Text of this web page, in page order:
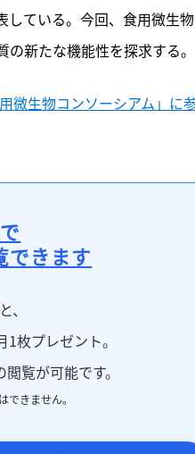
ている。今回、食用微生
新たな機能性を探求する。
微生物コンソーシアム」に
できます
、
枚プレゼント。
覧が可能です。
きません。